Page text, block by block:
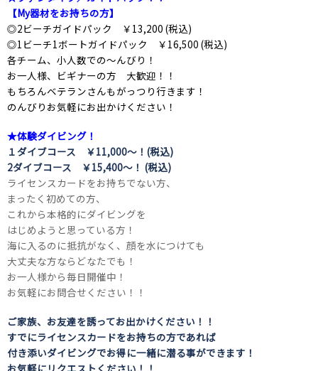
【My器材をお持ちの方】
◎2ビーチガイドパック ￥13,200 (税込)
◎1ビーチ1ボートガイドパック ￥16,500 (税込)
各チーム、小人数での～んびり！
お一人様、ビギナーの方 大歓迎！！
もちろんベテランさんもがっつり行きます！
のんびりお気軽にお出かけください！
★体験ダイビング！
１ダイブコース ￥11,000～！(税込)
2ダイブコース ￥15,400～！ (税込)
ライセンスカードをお持ちでない方、
まったく初めての方、
これから本格的にダイビングを
はじめようと思っている方！
海に入るのに抵抗がなく、顔を水につけても
大丈夫な方ならどなたでも！
お一人様から毎日開催中！
お気軽にお問合せください！！
ご家族、お友達を誘ってお出かけください！！
すでにライセンスカードをお持ちの方であれば
付き添いダイビングでお得に一緒に潜る事ができます！